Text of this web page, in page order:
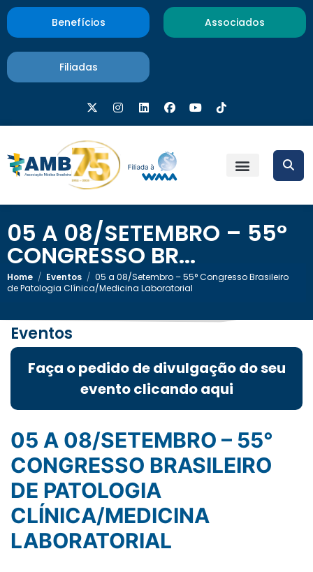
Benefícios Associados
Filiadas
05 A 08/SETEMBRO – 55°
CONGRESSO BR...
Home / Eventos / 05 a 08/Setembro – 55° Congresso Brasileiro
de Patologia Clínica/Medicina Laboratorial
Eventos
Faça o pedido de divulgação do seu
evento clicando aqui
05 A 08/SETEMBRO – 55°
CONGRESSO BRASILEIRO
DE PATOLOGIA
CLÍNICA/MEDICINA
LABORATORIAL